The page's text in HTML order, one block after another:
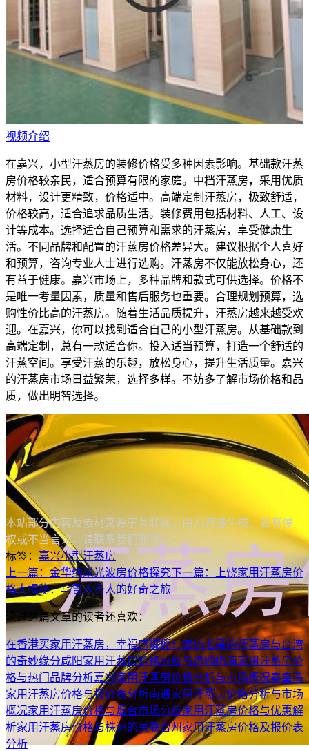
视频介绍
在嘉兴，小型汗蒸房的装修价格受多种因素影响。基础款汗蒸
房价格较亲民，适合预算有限的家庭。中档汗蒸房，采用优质
材料，设计更精致，价格适中。高端定制汗蒸房，极致舒适，
价格较高，适合追求品质生活。装修费用包括材料、人工、设
计等成本。选择适合自己预算和需求的汗蒸房，享受健康生
活。不同品牌和配置的汗蒸房价格差异大。建议根据个人喜好
和预算，咨询专业人士进行选购。汗蒸房不仅能放松身心，还
有益于健康。嘉兴市场上，多种品牌和款式可供选择。价格不
是唯一考量因素，质量和售后服务也重要。合理规划预算，选
购性价比高的汗蒸房。随着生活品质提升，汗蒸房越来越受欢
迎。在嘉兴，你可以找到适合自己的小型汗蒸房。从基础款到
高端定制，总有一款适合你。投入适当预算，打造一个舒适的
汗蒸空间。享受汗蒸的乐趣，放松身心，提升生活质量。嘉兴
的汗蒸房市场日益繁荣，选择多样。不妨多了解市场价格和品
质，做出明智选择。
本站部分内容及素材来源于互联网，由AI智能生成，如有侵
权或不当言论，请联系我们删除！
标签： 嘉兴小型汗蒸房
上一篇：金华纳米光波房价格探究下一篇：上饶家用汗蒸房价
格大揭秘：乌鲁木齐人的好奇之旅
读过这篇文章的读者还喜欢：
在香港买家用汗蒸房，幸福感爆棚！廊坊老哥的汗蒸房与台湾
的奇妙缘分咸阳家用汗蒸房价格分析与选购指南家用汗蒸房价
格与热门品牌分析嘉兴家用汗蒸房价格分析与市场概况秦皇岛
家用汗蒸房价格与报价表分析南通家用汗蒸房价格分析与市场
概况家用汗蒸房价格与烟台市场分析家用汗蒸房价格与优惠解
析家用汗蒸房价格与株洲的关联台州家用汗蒸房价格及报价表
分析